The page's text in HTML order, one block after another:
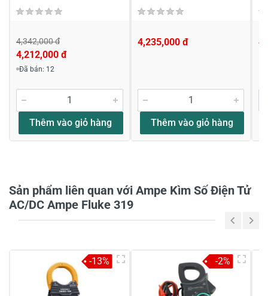
Đánh giá sao
Tiêu đề của nhận xét*
Viết nhận xét của bạn vào bên dưới *
4,342,000 đ
4,212,000 đ
Đã bán: 12
Thêm vào giỏ hàng
4,235,000 đ
Thêm vào giỏ hàng
Sản phẩm liên quan với Ampe Kìm Số Điện Tử
AC/DC Ampe Fluke 319
-13% -2%